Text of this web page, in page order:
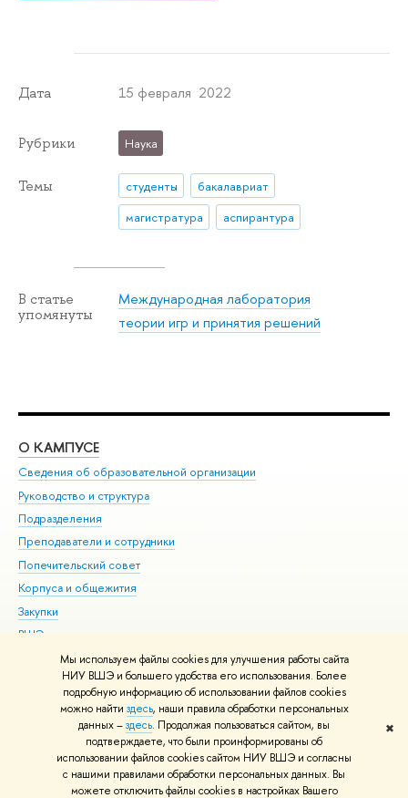
Мы используем файлы cookies для улучшения работы сайта
НИУ ВШЭ и большего удобства его использования. Более
подробную информацию об использовании файлов cookies
можно найти здесь, наши правила обработки персональных
данных –здесь. Продолжая пользоваться сайтом, вы
подтверждаете, что были проинформированы об
использовании файлов cookies сайтом НИУ ВШЭ и согласны
с нашими правилами обработки персональных данных. Вы
можете отключить файлы cookies в настройках Вашего
✖
Дата 15 февраля 2022
Рубрики Наука
Темы студенты
бакалавриат
магистратура
аспирантура
В статье
упомянуты
Международная лаборатория
теории игр и принятия решений
О КАМПУСЕ
Сведения об образовательной организации
Руководство и структура
Подразделения
Преподаватели и сотрудники
Попечительский совет
Корпуса и общежития
Закупки
ВШЭ для студентов с ограниченными возможностями
здоровья и инвалидностью
Версия для слабовидящих
Единая платежная страница
© НИУ ВШЭ 1993–2026 Адреса и контакты Условия использования
материалов Политика конфиденциальности Карта сайта
Шрифты HSE Sans и HSE Slab разработаны вШколе дизайна НИУ ВШЭ